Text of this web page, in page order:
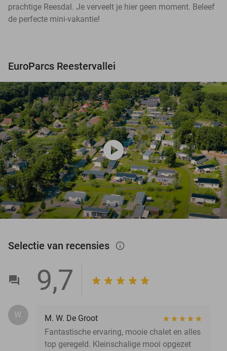
prachtige Reesdal. Je verveelt je hier geen moment. Beleef
de perfecte mini-vakantie!
EuroParcs Reestervallei
play_circle
Selectie van recensies info_outlined
9,7
W.
M. W. De Groot
Fantastische ervaring, mooie chalet en alles
top geregeld. Kleinschalige mooi opgezet